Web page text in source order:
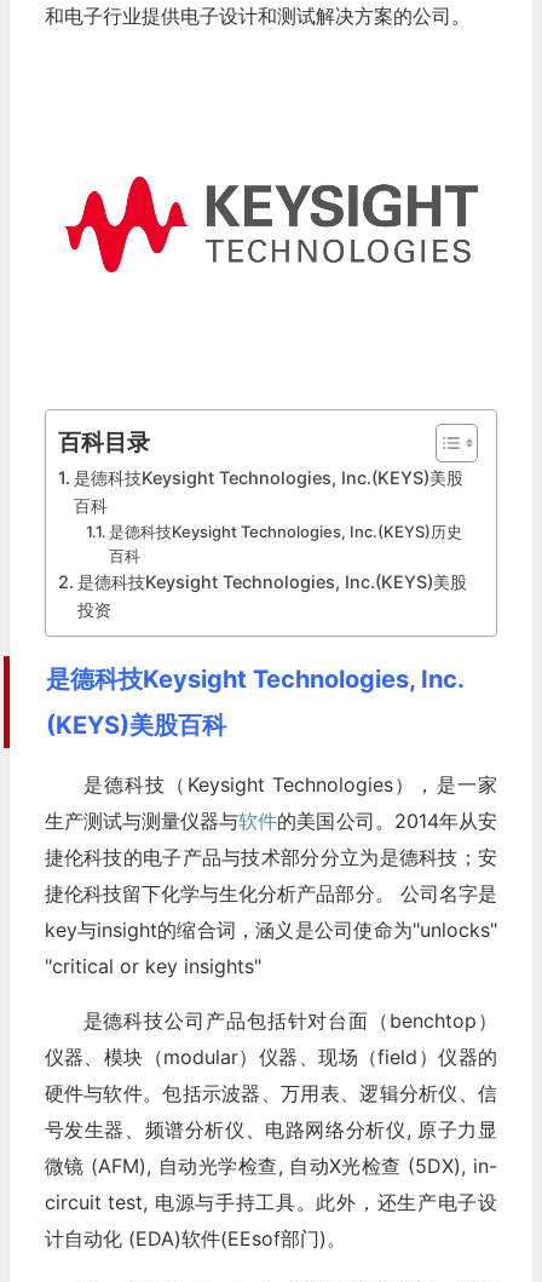
和电子行业提供电子设计和测试解决方案的公司。
百科目录
是德科技Keysight Technologies, Inc.(KEYS)美股
百科
是德科技Keysight Technologies, Inc.(KEYS)历史
百科
是德科技Keysight Technologies, Inc.(KEYS)美股
投资
是德科技Keysight Technologies, Inc.
(KEYS)美股百科
是德科技（Keysight Technologies），是一家
生产测试与测量仪器与软件的美国公司。2014年从安
捷伦科技的电子产品与技术部分分立为是德科技；安
捷伦科技留下化学与生化分析产品部分。 公司名字是
key与insight的缩合词，涵义是公司使命为"unlocks"
"critical or key insights"
是德科技公司产品包括针对台面（benchtop）
仪器、模块（modular）仪器、现场（field）仪器的
硬件与软件。包括示波器、万用表、逻辑分析仪、信
号发生器、频谱分析仪、电路网络分析仪, 原子力显
微镜 (AFM), 自动光学检查, 自动X光检查 (5DX), in-
circuit test, 电源与手持工具。此外，还生产电子设
计自动化 (EDA)软件(EEsof部门)。